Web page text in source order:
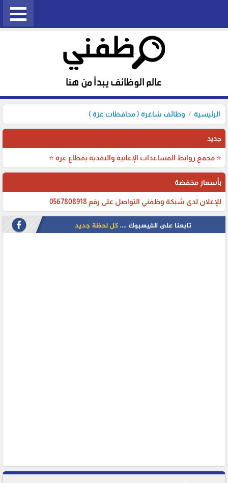
الرئيسية وظائف شاغرة ( محافظات غزة )
جديد
⭐ مجمع روابط المساعدات الإغاثية والنقدية بقطاع غزة ⭐
بأسعار مخفضة
للإعلان لدى شبكة وظفني التواصل على رقم 0567808918